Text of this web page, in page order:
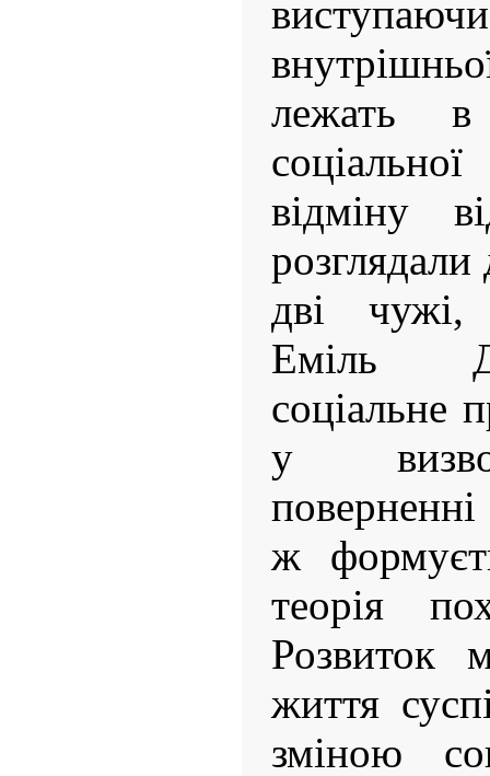
лежать в
відміну
дві чужі,
Еміль
соціальне
у
ж
теорія
Розвиток
життя
зміною